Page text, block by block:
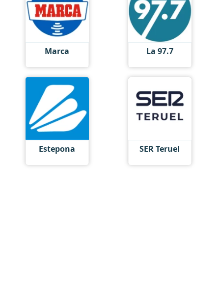
Marca La 97.7
Estepona SER Teruel